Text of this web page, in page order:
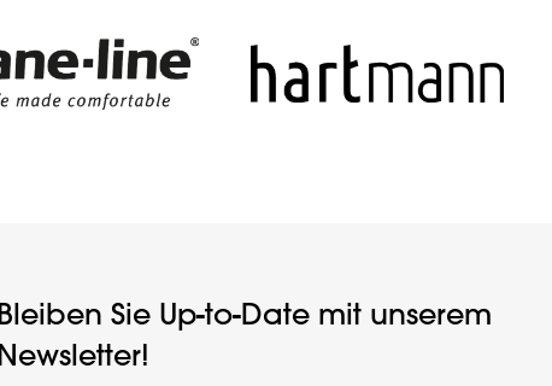
Bleiben Sie Up-to-Date mit unserem
Newsletter!